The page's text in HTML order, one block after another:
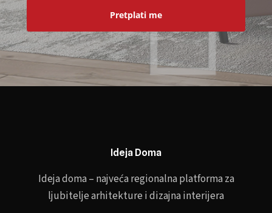
Pretplati me
Ideja Doma
Ideja doma – najveća regionalna platforma za
ljubitelje arhitekture i dizajna interijera